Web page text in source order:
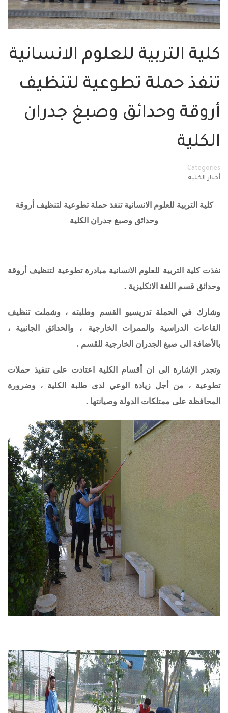
كلية التربية للعلوم الانسانية
تنفذ حملة تطوعية لتنظيف
أروقة وحدائق وصبغ جدران
الكلية
Categories
أخبار الكلية
كلية التربية للعلوم الانسانية تنفذ حملة تطوعية لتنظيف أروقة
وحدائق وصبغ جدران الكلية
نفذت كلية التربية للعلوم الانسانية مبادرة تطوعية لتنظيف أروقة
وحدائق قسم اللغة الانكليزية .
وشارك في الحملة تدريسيو القسم وطلبته ، وشملت تنظيف
القاعات الدراسية والممرات الخارجية ، والحدائق الجانبية ،
بالأضافة الى صبغ الجدران الخارجية للقسم .
وتجدر الإشارة الى ان أقسام الكلية اعتادت على تنفيذ حملات
تطوعية ، من أجل زيادة الوعي لدى طلبة الكلية ، وضرورة
المحافظة على ممتلكات الدولة وصيانتها .